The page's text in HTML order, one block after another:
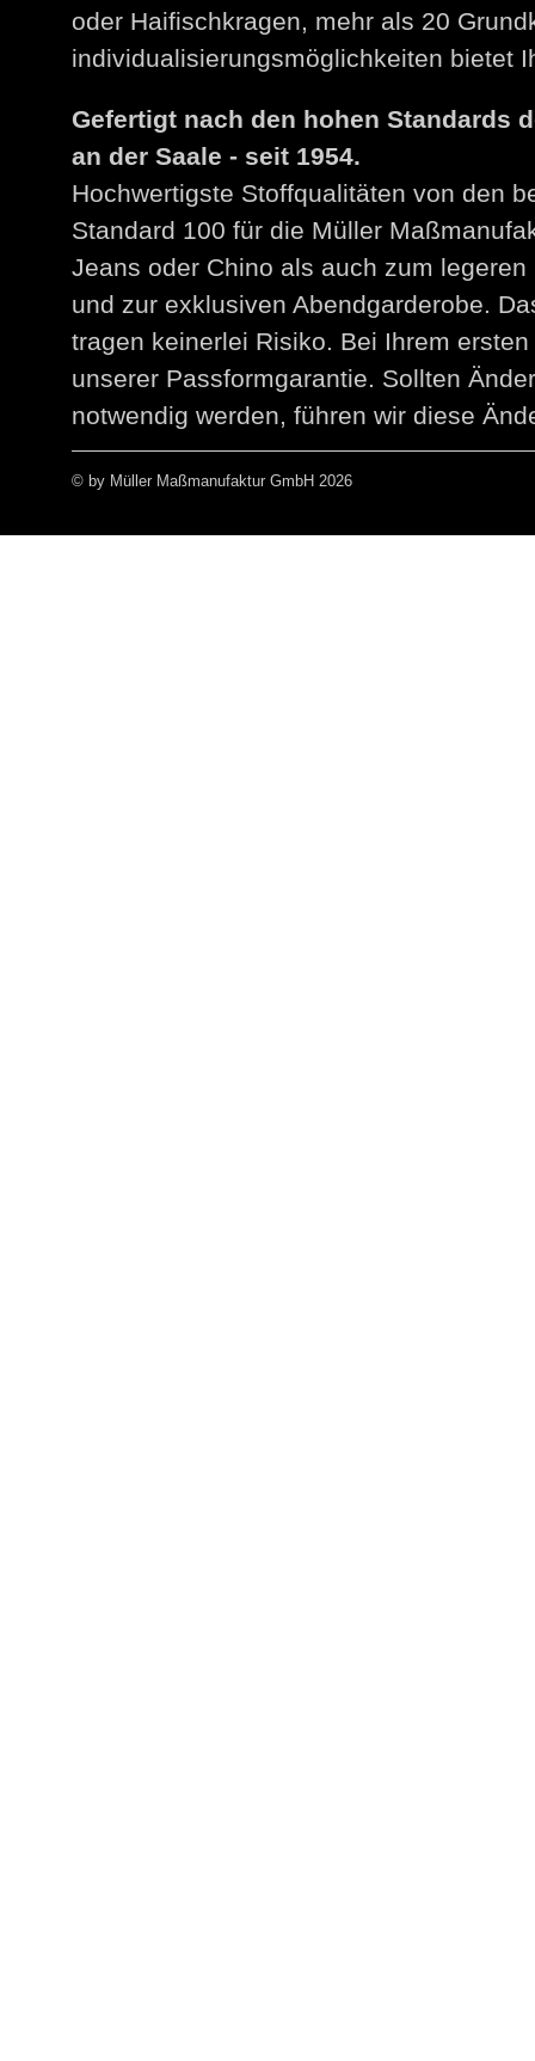
oder Haifischkragen, mehr als 20
individualisierungsmöglichkeiten bietet
Gefertigt nach den hohen Standards
an der Saale - seit 1954.
Hochwertigste Stoffqualitäten von den
Standard 100 für die Müller
Jeans oder Chino als auch zum
und zur exklusiven Abendgarderobe.
tragen keinerlei Risiko. Bei Ihrem
unserer Passformgarantie. Sollten
notwendig werden, führen wir diese
© by Müller Maßmanufaktur GmbH 2026